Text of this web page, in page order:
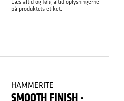
Læs altid og følg altid oplysningerne
på produktets etiket.
HAMMERITE
SMOOTH FINISH -